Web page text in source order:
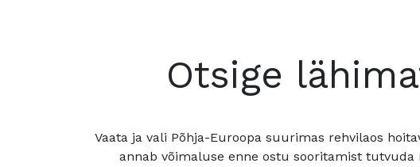
Otsige
Vaata ja vali Põhja-Euroopa suurimas rehvilaos
annab võimaluse enne ostu sooritamist